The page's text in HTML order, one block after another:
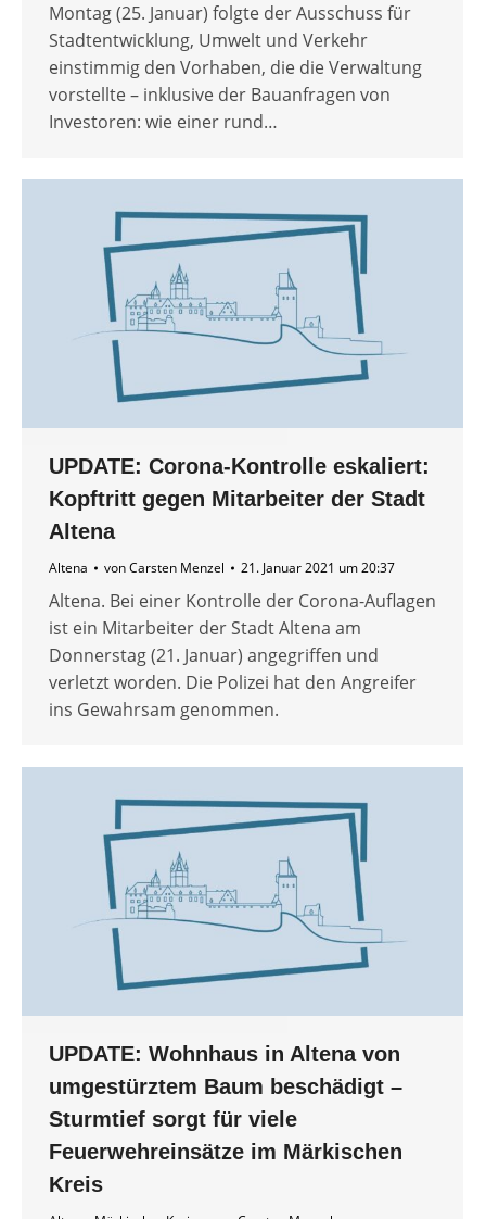
Montag (25. Januar) folgte der Ausschuss für
Stadtentwicklung, Umwelt und Verkehr
einstimmig den Vorhaben, die die Verwaltung
vorstellte – inklusive der Bauanfragen von
Investoren: wie einer rund…
UPDATE: Corona-Kontrolle eskaliert:
Kopftritt gegen Mitarbeiter der Stadt
Altena
Altena vonCarsten Menzel 21. Januar 2021 um 20:37
Altena. Bei einer Kontrolle der Corona-Auflagen
ist ein Mitarbeiter der Stadt Altena am
Donnerstag (21. Januar) angegriffen und
verletzt worden. Die Polizei hat den Angreifer
ins Gewahrsam genommen.
UPDATE: Wohnhaus in Altena von
umgestürztem Baum beschädigt –
Sturmtief sorgt für viele
Feuerwehreinsätze im Märkischen
Kreis